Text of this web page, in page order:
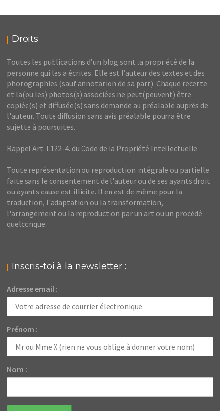
Droits
Toutes les publications d’un blog sont la propriété de la
personne qui les a écrites. Elle est l’auteur des textes et des
photographies (sauf annotation de sa part). Chaque recette
et la(ou les) photos(s) associées ne peut(peuvent) être
copiée(s) et diffusée(s) sans demande au préalable auprès de
l'auteur. Toute diffusion sans avis préalable pourra être
sujette à poursuites.
Rappel Art. L122-4. du Code de la Propriété Intellectuelle
Toute représentation ou reproduction intégrale ou partielle
faite sans le consentement de l'auteur ou de ses ayants droit
ou ayants cause est illicite. Il en est de même pour la
traduction, l'adaptation ou la transformation,
l'arrangement ou la reproduction par un art ou un procédé
quelconque.
Inscris-toi à la newsletter :
Adresse email :
Prénom :
Nom :